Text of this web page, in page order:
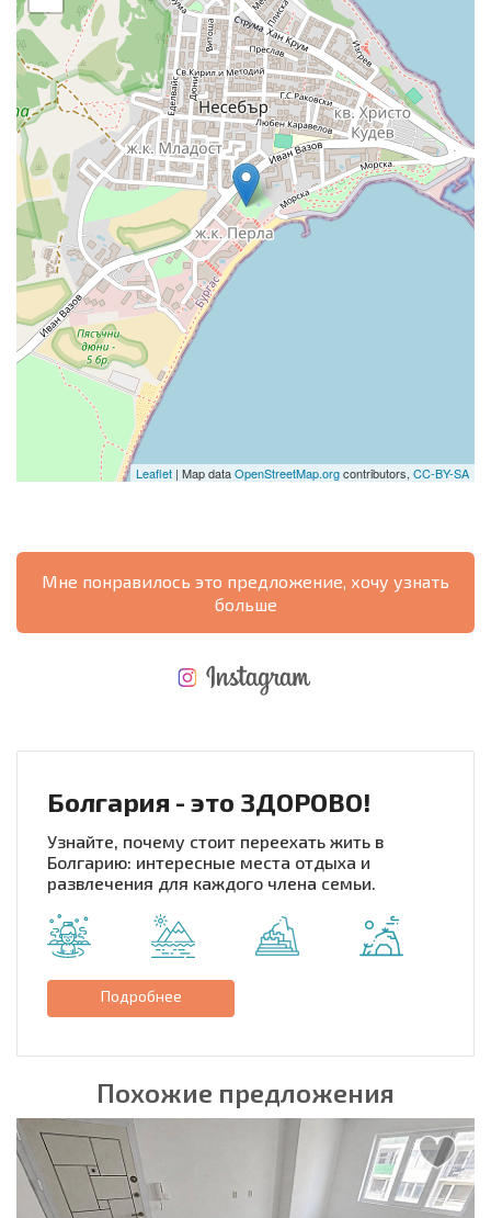
Leaflet | Map dataOpenStreetMap.orgcontributors, CC-BY-SA
Мне понравилось это предложение, хочу узнать
больше
Болгария - это ЗДОРОВО!
Узнайте, почему стоит переехать жить в
Болгарию: интересные места отдыха и
развлечения для каждого члена семьи.
Подробнее
Похожие предложения